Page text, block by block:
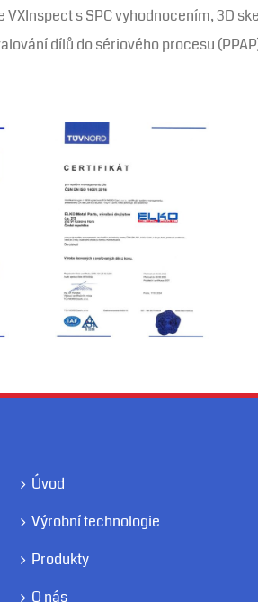
s SPC vyhodnocením, 3D
dílů do sériového procesu
Úvod
Výrobní technologie
Produkty
O nás